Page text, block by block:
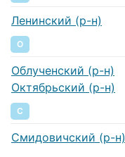
Ленинский (р-н)
О
Облученский (р-н)
Октябрьский (р-н)
С
Смидовичский (р-н)